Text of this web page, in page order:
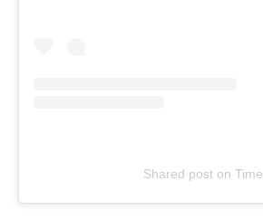
Shared post on Time